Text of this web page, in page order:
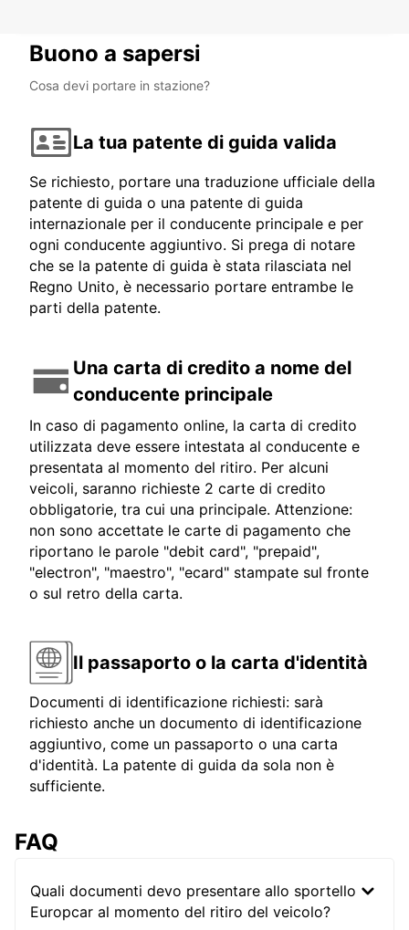
Buono a sapersi
Cosa devi portare in stazione?
La tua patente di guida valida
Se richiesto, portare una traduzione ufficiale della
patente di guida o una patente di guida
internazionale per il conducente principale e per
ogni conducente aggiuntivo. Si prega di notare
che se la patente di guida è stata rilasciata nel
Regno Unito, è necessario portare entrambe le
parti della patente.
Una carta di credito a nome del
conducente principale
In caso di pagamento online, la carta di credito
utilizzata deve essere intestata al conducente e
presentata al momento del ritiro. Per alcuni
veicoli, saranno richieste 2 carte di credito
obbligatorie, tra cui una principale. Attenzione:
non sono accettate le carte di pagamento che
riportano le parole "debit card", "prepaid",
"electron", "maestro", "ecard" stampate sul fronte
o sul retro della carta.
Il passaporto o la carta d'identità
Documenti di identificazione richiesti: sarà
richiesto anche un documento di identificazione
aggiuntivo, come un passaporto o una carta
d'identità. La patente di guida da sola non è
sufficiente.
FAQ
Quali documenti devo presentare allo sportello
Europcar al momento del ritiro del veicolo?